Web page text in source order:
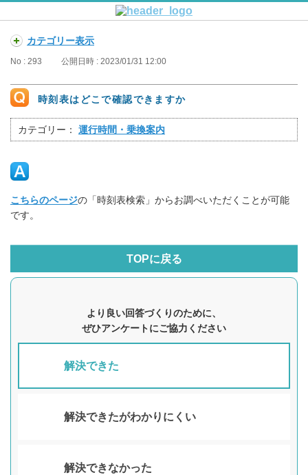
カテゴリー表示
No : 293 公開日時 : 2023/01/31 12:00
時刻表はどこで確認できますか
カテゴリー： 運行時間・乗換案内
こちらのページの「時刻表検索」からお調べいただくことが可能
です。
TOPに戻る
より良い回答づくりのために、
ぜひアンケートにご協力ください
解決できた
解決できたがわかりにくい
解決できなかった